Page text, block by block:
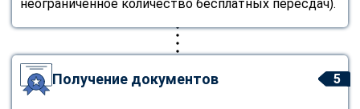
неограниченное количество бесплатных пересдач).
5
Получение документов